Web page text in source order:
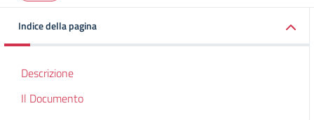
Indice della pagina
Descrizione
Il Documento